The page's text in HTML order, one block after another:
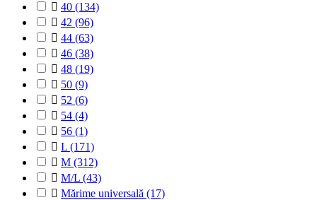
 40 (134)
 42 (96)
 44 (63)
 46 (38)
 48 (19)
 50 (9)
 52 (6)
 54 (4)
 56 (1)
 L (171)
 M (312)
 M/L (43)
 Mărime universală (17)